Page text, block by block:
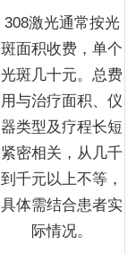
308激光通常按光
斑面积收费，单个
光斑几十元。总费
用与治疗面积、仪
器类型及疗程长短
紧密相关，从几千
到千元以上不等，
具体需结合患者实
际情况。